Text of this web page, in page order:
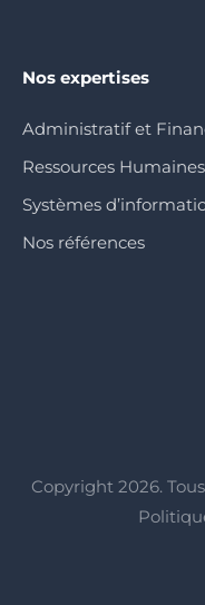
Nos expertises
Administratif et
Ressources Humaines
Systèmes
Nos références
Copyright 2026.